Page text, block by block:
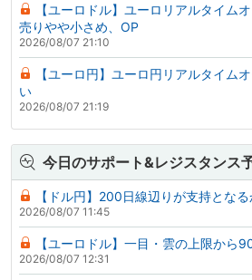
【ユーロドル】ユーロリアルタイム
売りやや小さめ、OP
2026/08/07 21:10
【ユーロ円】ユーロ円リアルタイ
い
2026/08/07 21:19
今日のサポート&レジスタンス
【ドル円】200日線辺りが支持とな
2026/08/07 11:45
【ユーロドル】一目・雲の上限から
2026/08/07 12:31